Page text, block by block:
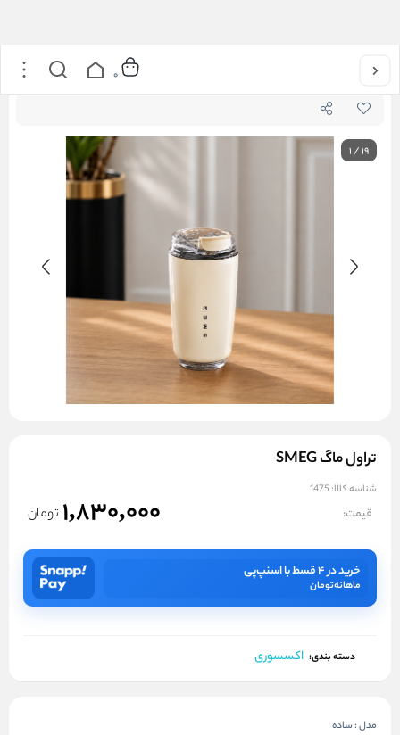
خانه 0
1/19
تراول ماگ SMEG
شناسه کالا: 1475
قیمت: 1,830,000 تومان
خرید در ۴ قسط با اسنپ‌پی
ماهانهتومان
دسته بندی: اکسسوری
مدل:ساده